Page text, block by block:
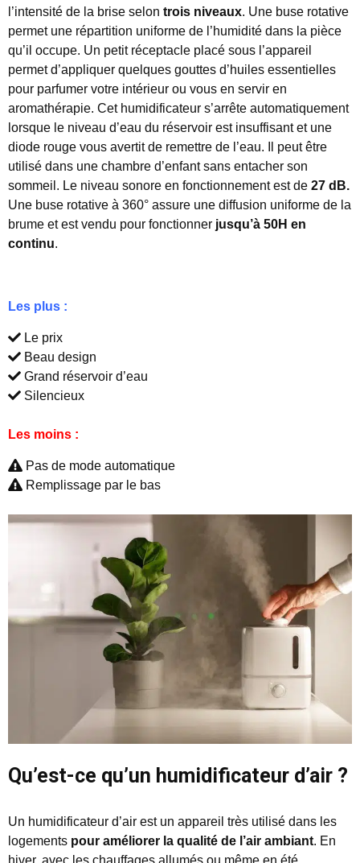
l’intensité de la brise selon trois niveaux. Une buse rotative
permet une répartition uniforme de l’humidité dans la pièce
qu’il occupe. Un petit réceptacle placé sous l’appareil
permet d’appliquer quelques gouttes d’huiles essentielles
pour parfumer votre intérieur ou vous en servir en
aromathérapie. Cet humidificateur s’arrête automatiquement
lorsque le niveau d’eau du réservoir est insuffisant et une
diode rouge vous avertit de remettre de l’eau. Il peut être
utilisé dans une chambre d’enfant sans entacher son
sommeil. Le niveau sonore en fonctionnement est de 27 dB.
Une buse rotative à 360° assure une diffusion uniforme de la
brume et est vendu pour fonctionner jusqu’à 50H en
continu.
Les plus :
Le prix
Beau design
Grand réservoir d’eau
Silencieux
Les moins :
Pas de mode automatique
Remplissage par le bas
Qu’est-ce qu’un humidificateur d’air ?
Un humidificateur d’air est un appareil très utilisé dans les
logements pour améliorer la qualité de l’air ambiant. En
hiver, avec les chauffages allumés ou même en été